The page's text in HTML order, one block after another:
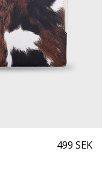
499 SEK